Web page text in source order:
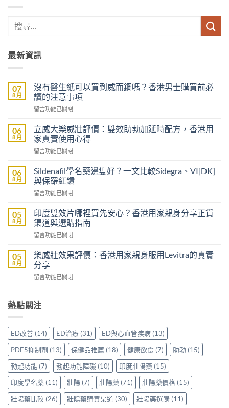
最新資訊
07
8 月
沒有醫生紙可以買到威而鋼嗎？香港男士購買前必
讀的注意事項
在
有
醫
生
紙
以
買
到
威
鋼
嗎？
港
士
購
買
讀
的
意
事
項〉
中
留言功能已關閉
06
8 月
立威大樂威壯評價：雙效助勃加延時配方，香港用
家真實使用心得
在
威
大
樂
威
評
價：
雙
效
勃
加
時
香
家
真
實
使
用
心
得〉
中
留言功能已關閉
06
8 月
Sildenafil學名藥邊隻好？一文比較Sidegra、VI[DK]
與保羅紅鑽
在
學
名
藥
邊
好？
一
文
比
VI[DK]
羅
紅
鑽〉
中
留言功能已關閉
05
8 月
印度雙效片哪裡買先安心？香港用家親身分享正貨
渠道與選購指南
在
度
雙
效
片
買
心？
香
港
用
家
親
身
分
享
留言功能已關閉
05
8 月
樂威壯效果評價：香港用家親身服用Levitra的真實
分享
在
壯
效
評
價：
香
港
用
家
親
身
服
用
留言功能已關閉
熱點關注
ED改善 (14) ED治療 (31) ED與心血管疾病 (13)
PDE5抑制劑 (13) 保健品推薦 (18) 健康飲食 (7) 助勃 (15)
勃起功能 (7) 勃起功能障礙 (10) 印度壯陽藥 (15)
印度學名藥 (11) 壯陽 (7) 壯陽藥 (71) 壯陽藥價格 (15)
壯陽藥比較 (26) 壯陽藥購買渠道 (30) 壯陽藥選購 (11)